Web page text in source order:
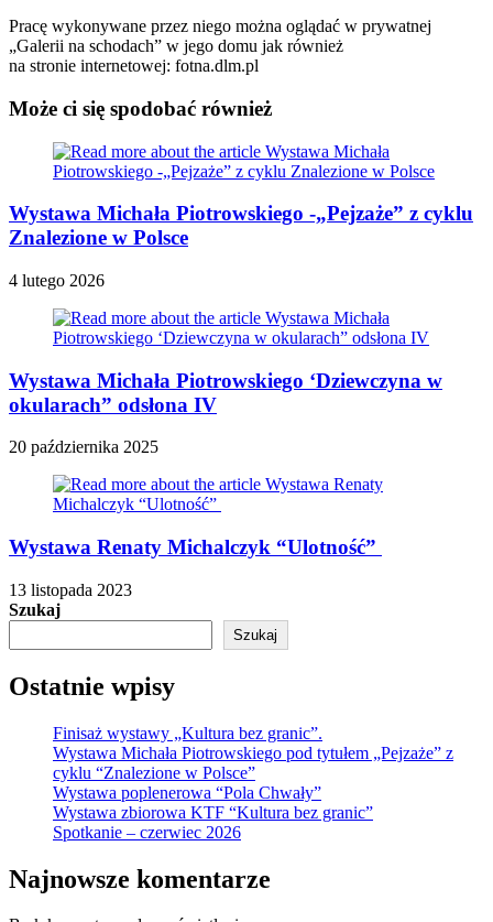
Pracę wykonywane przez niego można oglądać w prywatnej
„Galerii na schodach” w jego domu jak również
na stronie internetowej: fotna.dlm.pl
Może ci się spodobać również
Wystawa Michała Piotrowskiego -„Pejzaże” z cyklu
Znalezione w Polsce
4 lutego 2026
Wystawa Michała Piotrowskiego ‘Dziewczyna w
okularach” odsłona IV
20 października 2025
Wystawa Renaty Michalczyk “Ulotność”
13 listopada 2023
Szukaj
Szukaj
Ostatnie wpisy
Finisaż wystawy „Kultura bez granic”.
Wystawa Michała Piotrowskiego pod tytułem „Pejzaże” z
cyklu “Znalezione w Polsce”
Wystawa poplenerowa “Pola Chwały”
Wystawa zbiorowa KTF “Kultura bez granic”
Spotkanie – czerwiec 2026
Najnowsze komentarze